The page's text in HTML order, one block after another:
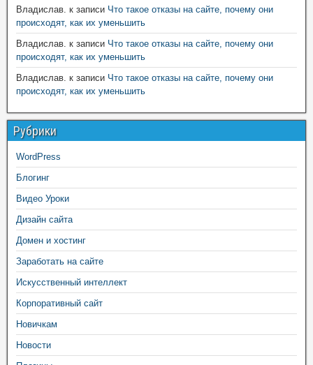
Владислав. к записи Что такое отказы на сайте, почему они
происходят, как их уменьшить
Владислав. к записи Что такое отказы на сайте, почему они
происходят, как их уменьшить
Владислав. к записи Что такое отказы на сайте, почему они
происходят, как их уменьшить
Рубрики
WordPress
Блогинг
Видео Уроки
Дизайн сайта
Домен и хостинг
Заработать на сайте
Искусственный интеллект
Корпоративный сайт
Новичкам
Новости